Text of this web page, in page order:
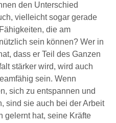
den Unterschied
vielleicht sogar gerade
die am
sein können? Wer in
dass er Teil des Ganzen
stärker wird, wird auch
sein. Wenn
sich zu entspannen und
sind sie auch bei der Arbeit
gelernt hat, seine Kräfte